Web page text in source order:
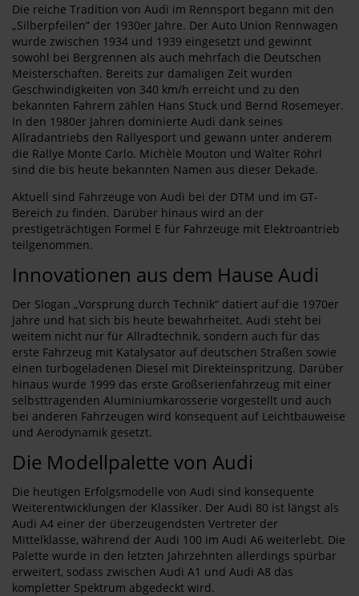
Die reiche Tradition von Audi im Rennsport begann mit den
„Silberpfeilen“ der 1930er Jahre. Der Auto Union Rennwagen
wurde zwischen 1934 und 1939 eingesetzt und gewinnt
sowohl bei Bergrennen als auch mehrfach die Deutschen
Meisterschaften. Bereits zur damaligen Zeit wurden
Geschwindigkeiten von 340 km/h erreicht und zu den
bekannten Fahrern zählen Hans Stuck und Bernd Rosemeyer.
In den 1980er Jahren dominierte Audi dank seines
Allradantriebs den Rallyesport und gewann unter anderem
die Rallye Monte Carlo. Michèle Mouton und Walter Röhrl
sind die bis heute bekannten Namen aus dieser Dekade.
Aktuell sind Fahrzeuge von Audi bei der DTM und im GT-
Bereich zu finden. Darüber hinaus wird an der
prestigeträchtigen Formel E für Fahrzeuge mit Elektroantrieb
teilgenommen.
Innovationen aus dem Hause Audi
Der Slogan „Vorsprung durch Technik“ datiert auf die 1970er
Jahre und hat sich bis heute bewahrheitet. Audi steht bei
weitem nicht nur für Allradtechnik, sondern auch für das
erste Fahrzeug mit Katalysator auf deutschen Straßen sowie
einen turbogeladenen Diesel mit Direkteinspritzung. Darüber
hinaus wurde 1999 das erste Großserienfahrzeug mit einer
selbsttragenden Aluminiumkarosserie vorgestellt und auch
bei anderen Fahrzeugen wird konsequent auf Leichtbauweise
und Aerodynamik gesetzt.
Die Modellpalette von Audi
Die heutigen Erfolgsmodelle von Audi sind konsequente
Weiterentwicklungen der Klassiker. Der Audi 80 ist längst als
Audi A4 einer der überzeugendsten Vertreter der
Mittelklasse, während der Audi 100 im Audi A6 weiterlebt. Die
Palette wurde in den letzten Jahrzehnten allerdings spürbar
erweitert, sodass zwischen Audi A1 und Audi A8 das
kompletter Spektrum abgedeckt wird.